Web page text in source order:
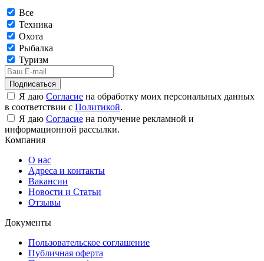
Все
Техника
Охота
Рыбалка
Туризм
Подписаться
Я даю Согласие на обработку моих персональных данных
в соответствии с Политикой.
Я даю Согласие на получение рекламной и
информационной рассылки.
Компания
О нас
Адреса и контакты
Вакансии
Новости и Статьи
Отзывы
Документы
Пользовательское соглашение
Публичная оферта